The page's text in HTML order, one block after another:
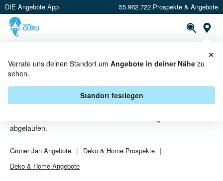
DIE Angebote App 55.962.722 Prospekte & Angebote
Verrate uns deinen Standort um Angebote in deiner Nähe zu
sehen.
Standort festlegen
×
GRÜNER JAN ANGEBOTE IN
abgelaufen.
Grüner Jan Angebote Deko & Home Prospekte
Deko & Home Angebote